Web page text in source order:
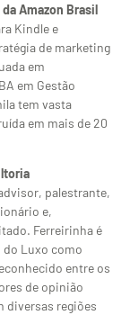
Amazon Brasil
Kindle e
de marketing
em
em Gestão
tem vasta
em mais de 20
palestrante,
e,
Ferreirinha é
do Luxo como
entre os
de opinião
diversas regiões